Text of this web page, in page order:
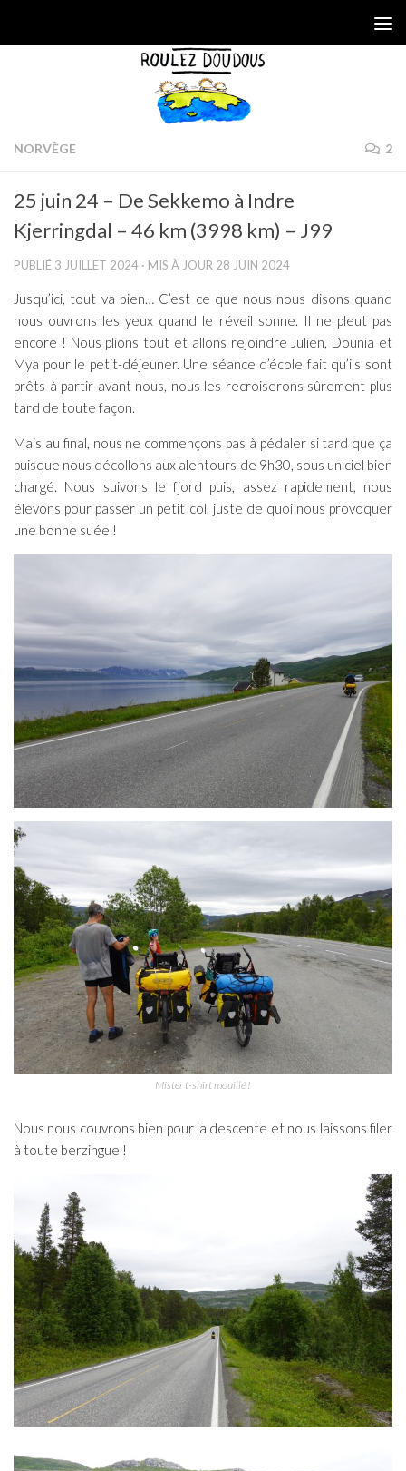
NORVÈGE 2
25 juin 24 – De Sekkemo à Indre
Kjerringdal – 46 km (3998 km) – J99
PUBLIÉ 3 JUILLET 2024 · MIS À JOUR 28 JUIN 2024
Jusqu’ici, tout va bien… C’est ce que nous nous disons quand
nous ouvrons les yeux quand le réveil sonne. Il ne pleut pas
encore ! Nous plions tout et allons rejoindre Julien, Dounia et
Mya pour le petit-déjeuner. Une séance d’école fait qu’ils sont
prêts à partir avant nous, nous les recroiserons sûrement plus
tard de toute façon.
Mais au final, nous ne commençons pas à pédaler si tard que ça
puisque nous décollons aux alentours de 9h30, sous un ciel bien
chargé. Nous suivons le fjord puis, assez rapidement, nous
élevons pour passer un petit col, juste de quoi nous provoquer
une bonne suée !
Mister t-shirt mouillé !
Nous nous couvrons bien pour la descente et nous laissons filer
à toute berzingue !